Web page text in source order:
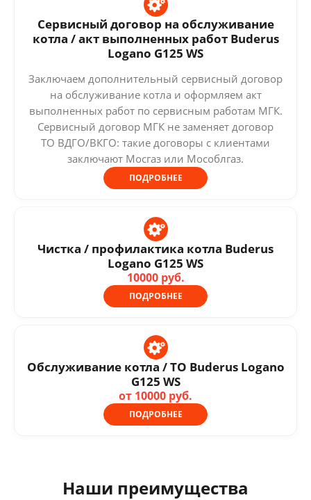
Сервисный договор на обслуживание
котла / акт выполненных работ Buderus
Logano G125 WS
Заключаем дополнительный сервисный договор
на обслуживание котла и оформляем акт
выполненных работ по сервисным работам МГК.
Сервисный договор МГК не заменяет договор
ТО ВДГО/ВКГО: такие договоры с клиентами
заключают Мосгаз или Мособлгаз.
ПОДРОБНЕЕ
Чистка / профилактика котла Buderus
Logano G125 WS
10000 руб.
ПОДРОБНЕЕ
Обслуживание котла / ТО Buderus Logano
G125 WS
от 10000 руб.
ПОДРОБНЕЕ
Наши преимущества